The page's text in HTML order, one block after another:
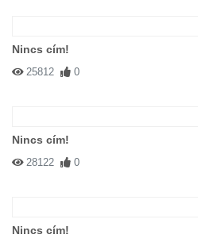
Nincs cím!
25812 0
Nincs cím!
28122 0
Nincs cím!